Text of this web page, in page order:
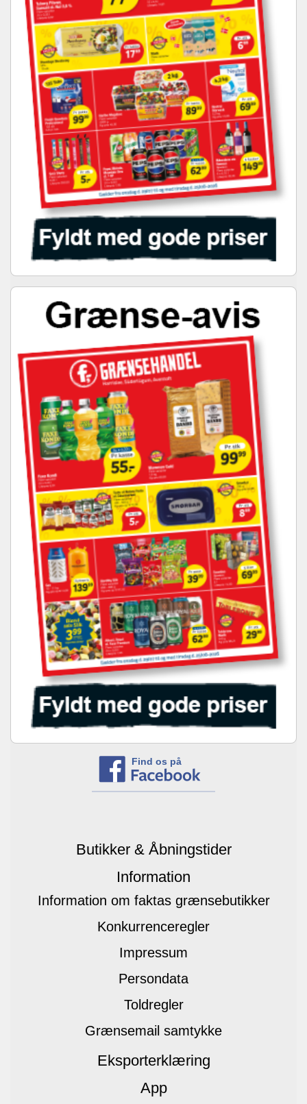
Find os på
Butikker & Åbningstider
Information
Information om faktas grænsebutikker
Konkurrenceregler
Impressum
Persondata
Toldregler
Grænsemail samtykke
Eksporterklæring
App